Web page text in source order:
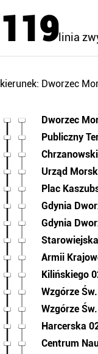
119linia
kierunek: Dworzec
Dworzec
Publiczny
Urząd
Plac
Gdynia
Gdynia
Armii
Kilińskiego
Wzgórze
Wzgórze
Harcerska
Centrum